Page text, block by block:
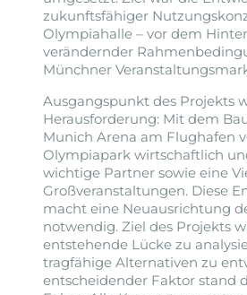
zukunftsfähiger
Olympiahalle – vor dem
verändernder
Münchner
Ausgangspunkt des Projekts
Herausforderung: Mit dem
Munich Arena am Flughafen
Olympiapark wirtschaftlich
wichtige Partner sowie eine
Großveranstaltungen. Diese
macht eine Neuausrichtung
notwendig. Ziel des Projekts
entstehende Lücke zu
tragfähige Alternativen zu
entscheidender Faktor stand